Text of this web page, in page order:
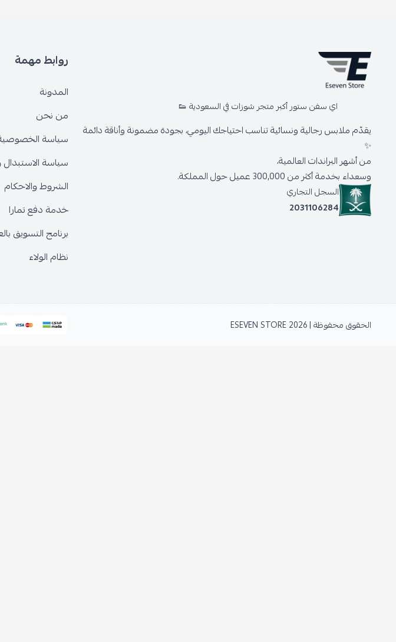
اي سفن ستور أكبر متجر شوزات في السعودية 👟
يقدّم ملابس رجالية ونسائية تناسب احتياجك اليومي، بجودة مضمونة وأناقة دائمة
✨
من أشهر البراندات العالمية،
وسعداء بخدمة أكثر من 300,000 عميل حول المملكة.
السجل التجاري
2031106284
روابط مهمة
المدونة
من نحن
سياسة
سياسة الاستبدال
الشروط والاحكام
خدمة دفع تمارا
برنامج التسويق
نظام الولاء
الحقوق محفوظة | 2026 ESEVEN STORE